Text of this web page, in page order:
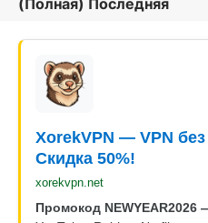
(Полная) Последняя
XorekVPN — VPN
Скидка 50%!
xorekvpn.net
Промокод NEWYEAR2026